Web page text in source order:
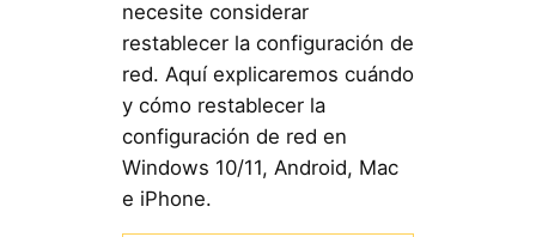
necesite considerar
restablecer la configuración de
red. Aquí explicaremos cuándo
y cómo restablecer la
configuración de red en
Windows 10/11, Android, Mac
e iPhone.